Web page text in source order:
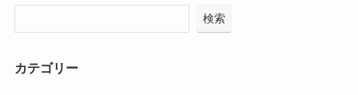
検索
カテゴリー